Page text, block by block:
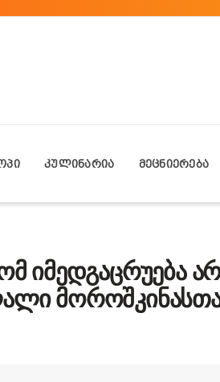
ᲙᲣᲚᲘᲜᲐᲠᲘᲐ ᲛᲔᲪᲜᲘᲔᲠᲔᲑᲐ
იმედგაცრუება